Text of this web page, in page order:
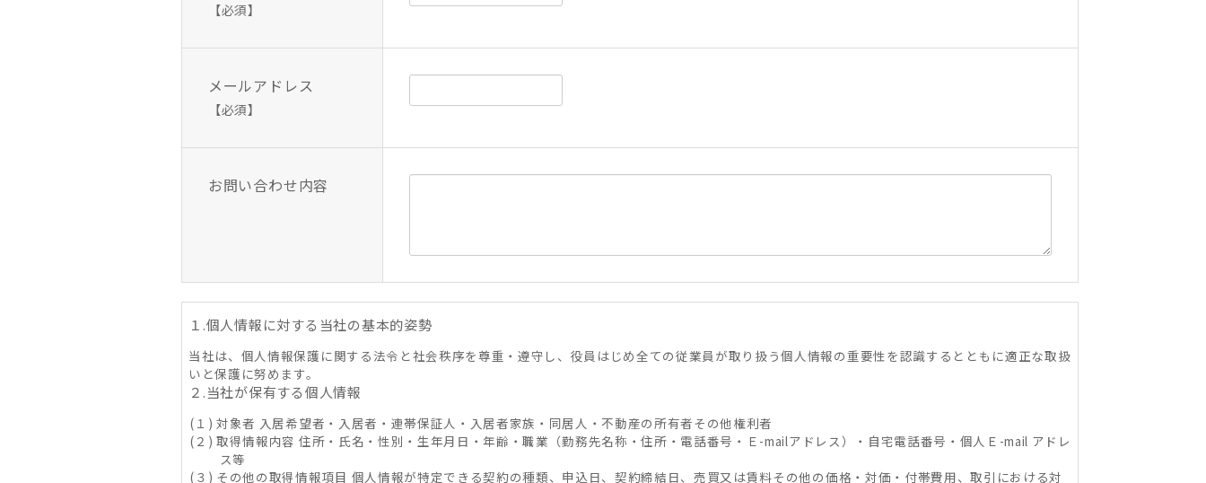
【必須】
メールアドレス
【必須】
お問い合わせ内容
１.個人情報に対する当社の基本的姿勢
当社は、個人情報保護に関する法令と社会秩序を尊重・遵守し、役員はじめ全ての従業員が取り扱う個人情報の重要性を認識するとともに適正な取扱
いと保護に努めます。
２.当社が保有する個人情報
(１) 対象者 入居希望者・入居者・連帯保証人・入居者家族・同居人・不動産の所有者その他権利者
(２) 取得情報内容 住所・氏名・性別・生年月日・年齢・職業（勤務先名称・住所・電話番号・Ｅ-mailアドレス）・自宅電話番号・個人Ｅ-mail アドレ
ス等
(３) その他の取得情報項目 個人情報が特定できる契約の種類、申込日、契約締結日、売買又は賃料その他の価格・対価・付帯費用、取引における対